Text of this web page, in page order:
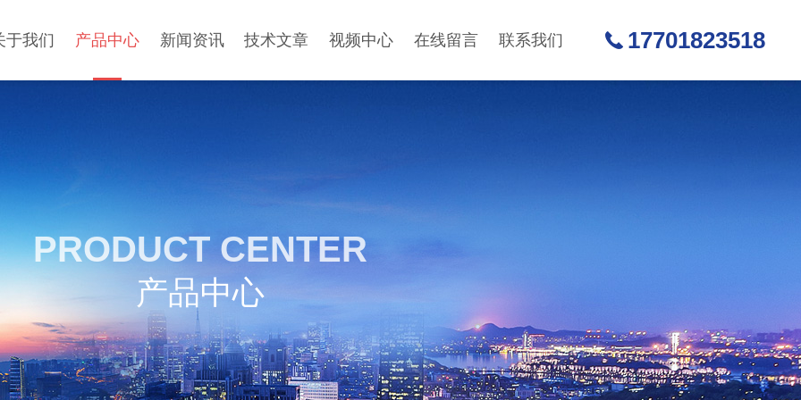
于我们 产品中心 新闻资讯 技术文章 视频中心 在线留言 联系我们 17701823518
PRODUCT CENTER
产品中心